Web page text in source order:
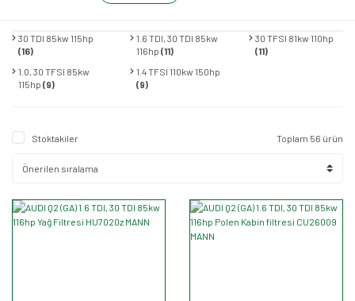
30 TDI 85kw 115hp
(16)
1.6 TDI, 30 TDI 85kw
116hp(11)
30 TFSI 81kw 110hp
(11)
1.0, 30 TFSI 85kw
115hp (9)
1.4 TFSI 110kw 150hp
(9)
Stoktakiler Toplam 56 ürün